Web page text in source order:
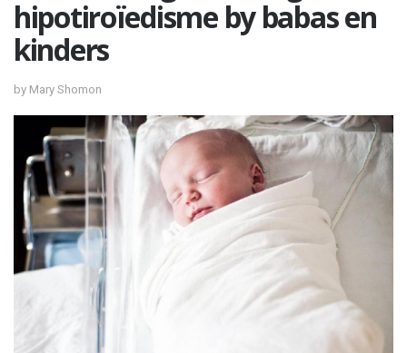
hipotiroïedisme by babas en
kinders
by Mary Shomon